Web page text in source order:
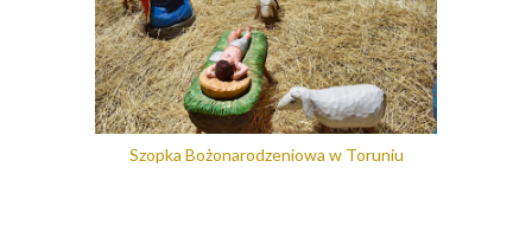
Szopka Bożonarodzeniowa w Toruniu